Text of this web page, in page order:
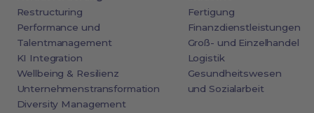
Restructuring
Performance und
Talentmanagement
KI Integration
Wellbeing & Resilienz
Unternehmenstransformation
Diversity Management
Fertigung
Finanzdienstleistungen
Groß- und Einzelhandel
Logistik
Gesundheitswesen
und Sozialarbeit